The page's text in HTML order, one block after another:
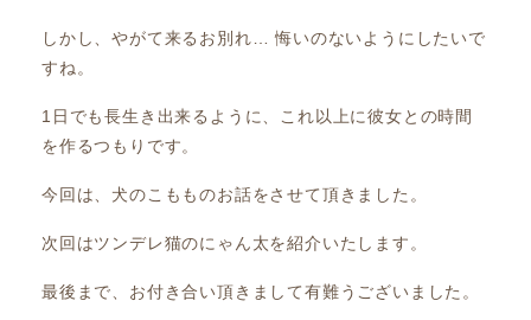
しかし、やがて来るお別れ… 悔いのないようにしたいで
すね。
1日でも長生き出来るように、これ以上に彼女との時間
を作るつもりです。
今回は、犬のこもものお話をさせて頂きました。
次回はツンデレ猫のにゃん太を紹介いたします。
最後まで、お付き合い頂きまして有難うございました。